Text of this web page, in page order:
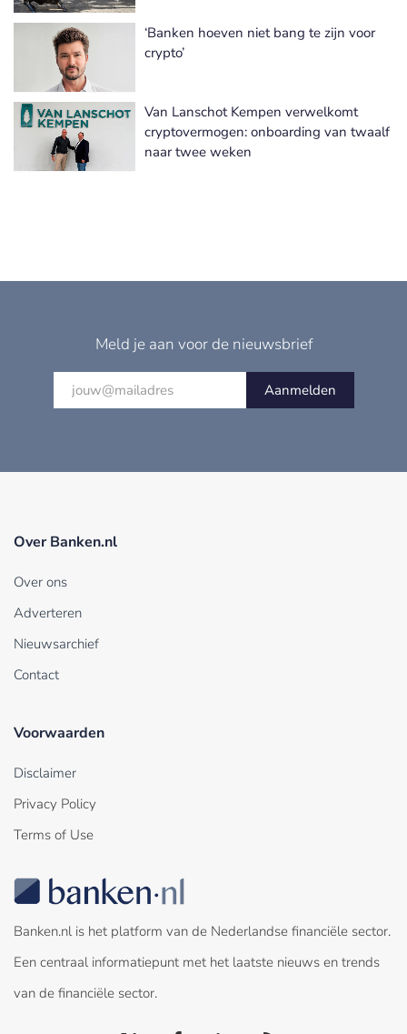
‘Banken hoeven niet bang te zijn voor
crypto’
Van Lanschot Kempen verwelkomt
cryptovermogen: onboarding van twaalf
naar twee weken
Meld je aan voor de nieuwsbrief
Aanmelden
Over Banken.nl
Over ons
Adverteren
Nieuwsarchief
Contact
Voorwaarden
Disclaimer
Privacy Policy
Terms of Use
Banken.nl is het platform van de Nederlandse financiële sector.
Een centraal informatiepunt met het laatste nieuws en trends
van de financiële sector.